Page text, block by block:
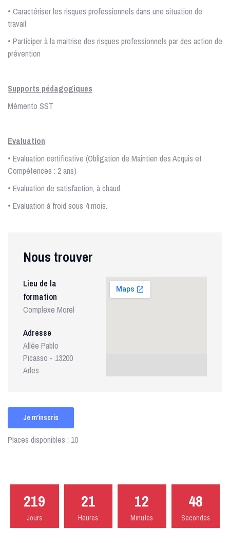
• Caractériser les risques professionnels dans une situation de
travail
• Participer à la maitrise des risques professionnels par des action de
prévention
Supports pédagogiques
Mémento SST
Evaluation
• Evaluation certificative (Obligation de Maintien des Acquis et
Compétences : 2 ans)
• Evaluation de satisfaction, à chaud.
• Evaluation à froid sous 4 mois.
Nous trouver
Lieu de la
formation
Complexe Morel
Adresse
Allée Pablo
Picasso - 13200
Arles
Je m'inscris
Places disponibles : 10
219
Jours
21
Heures
12
Minutes
48
Secondes